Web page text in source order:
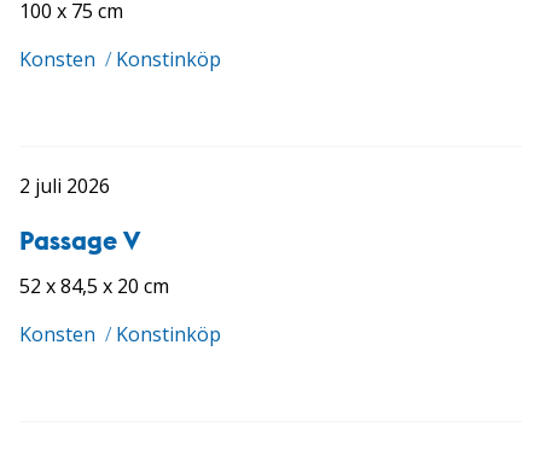
100 x 75 cm
Konsten / Konstinköp
2 juli 2026
Passage V
52 x 84,5 x 20 cm
Konsten / Konstinköp